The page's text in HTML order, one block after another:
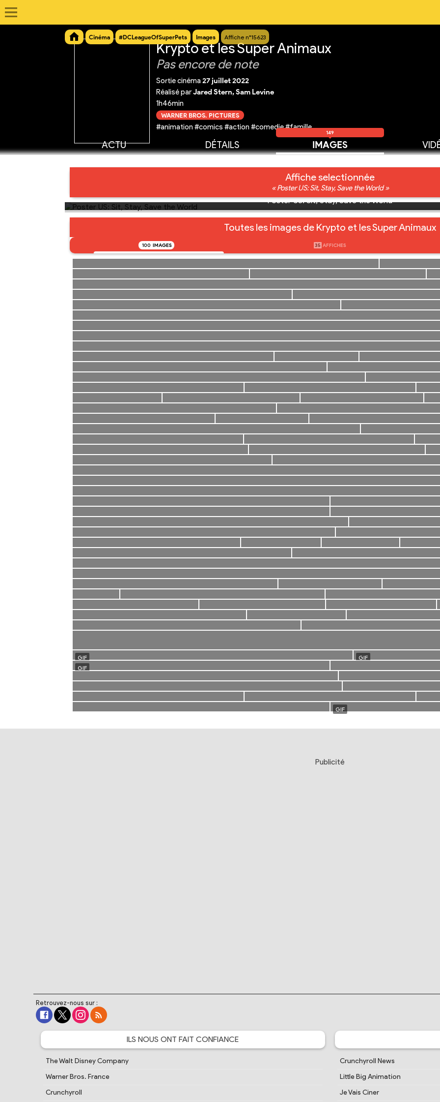
Cinéma #DCLeagueOfSuperPets Images Affiche n°15623
Krypto et les Super Animaux
Pas encore de note
Sortie cinéma 27 juillet 2022
Réalisé parJared Stern, Sam Levine
1h46min
WARNER BROS. PICTURES
#animation #comics #action #comedie #famille
ACTU DÉTAILS IMAGES
149
Affiche selectionnée
« Poster US: Sit, Stay, Save the World »
Poster US: Sit, Stay, Save the World
Toutes les images de Krypto et les Super Animaux
100 IMAGES 35 AFFICHES
Publicité
Retrouvez-nous sur :
ILS NOUS ONT FAIT CONFIANCE
The Walt Disney Company
Warner Bros. France
Crunchyroll
Crunchyroll News
Little Big Animation
Je Vais Ciner